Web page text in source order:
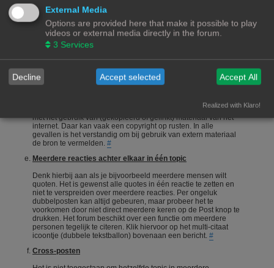
Een vraag stellen
Vragen stellen is 1 van de meeste gebruikte acties op een
forum. Echter is het bij een hobby als 3Dprinten ook van
belang dat de vragensteller naast het duidelijk formuleren van
zijn/haar vraag, ook aangeeft wat hij/zij zelf al heeft gedaan,
heeft opgezocht of heeft geconstateerd. Het wordt erg
gewaardeerd als je zelf meedenkt.#
Foto's en plaatjes
materiaal zal nooit een probleem zijn. Wees echter voorzichtig
met het gebruik van (gekopieerd of gelinkt) materiaal van het
internet. Daar kan vaak een copyright op rusten. In alle
gevallen is het verstandig om bij gebruik van extern materiaal
de bron te vermelden. #
Meerdere reacties achter elkaar in één topic
Denk hierbij aan als je bijvoorbeeld meerdere mensen wilt
quoten. Het is gewenst alle quotes in één reactie te zetten en
niet te verspreiden over meerdere reacties. Per ongeluk
dubbelposten kan altijd gebeuren, maar probeer het te
voorkomen door niet direct meerdere keren op de Post knop te
drukken. Het forum beschikt over een functie om meerdere
personen tegelijk te citeren. Klik hiervoor op het multi-citaat
icoontje (dubbele tekstballon) bovenaan een bericht. #
Cross-posten
External Media
Options are provided here that make it possible to play
videos or external media directly in the forum.
3 Services
Decline Accept selected Accept All
Realized with Klaro!